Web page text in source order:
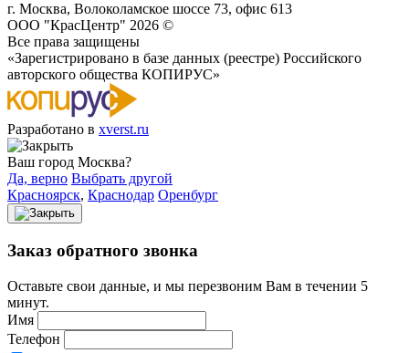
г. Москва, Волоколамское шоссе 73, офис 613
ООО "КрасЦентр" 2026 ©
Все права защищены
«Зарегистрировано в базе данных (реестре) Российского
авторского общества КОПИРУС»
Разработано в xverst.ru
Ваш город Москва?
Да, верно Выбрать другой
Красноярск, Краснодар Оренбург
Заказ обратного звонка
Оставьте свои данные, и мы перезвоним Вам в течении 5
минут.
Имя
Телефон